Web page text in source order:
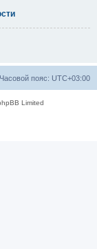
Часовой пояс: UTC+03:00
Limited